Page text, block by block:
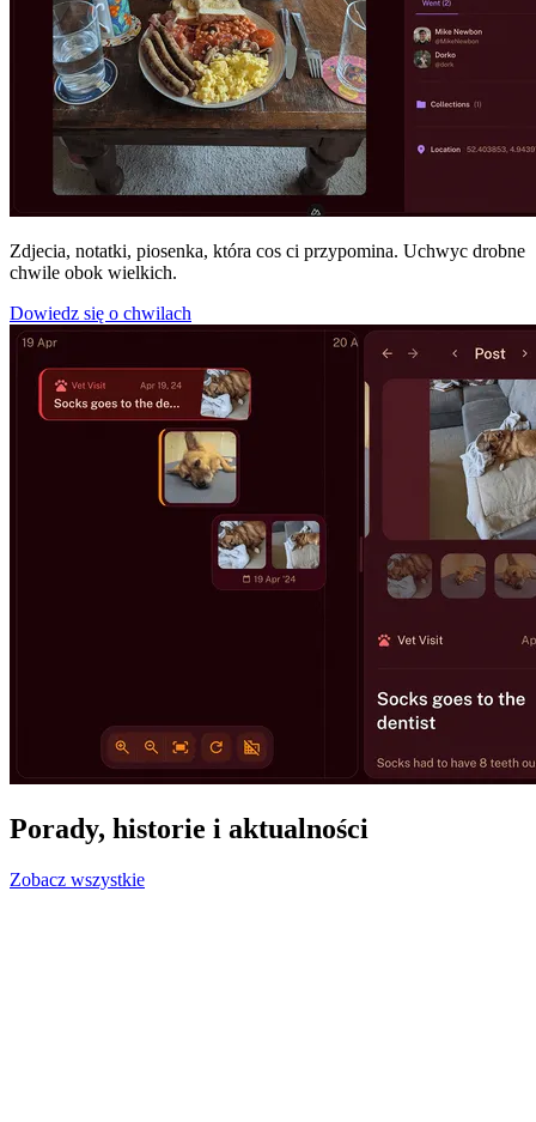
Zdjecia, notatki, piosenka, która cos ci przypomina. Uchwyc drobne
chwile obok wielkich.
Dowiedz się o chwilach
Porady, historie i aktualności
Zobacz wszystkie